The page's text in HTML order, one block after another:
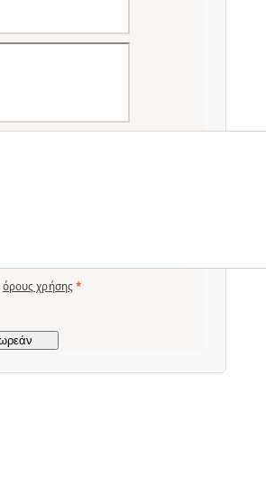
όρους χρήσης *